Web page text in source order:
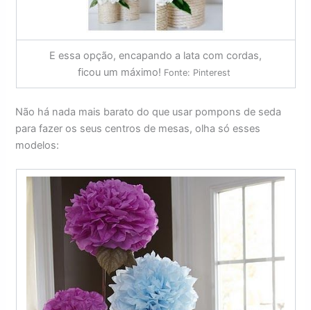
E essa opção, encapando a lata com cordas,
ficou um máximo! Fonte: Pinterest
Não há nada mais barato do que usar pompons de seda
para fazer os seus centros de mesas, olha só esses
modelos: